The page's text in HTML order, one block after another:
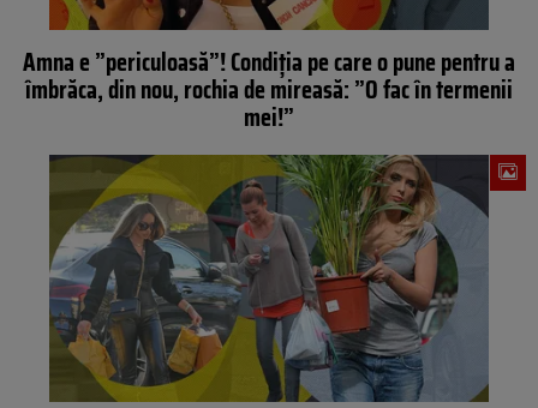
Amna e ”periculoasă”! Condiția pe care o pune pentru a
îmbrăca, din nou, rochia de mireasă: ”O fac în termenii
mei!”